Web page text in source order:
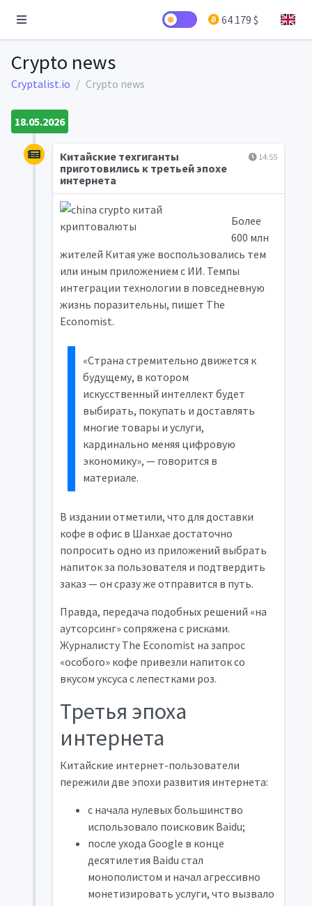
64 179 $
Crypto news
Cryptalist.io Crypto news
18.05.2026
14:55
Китайские техгиганты
приготовились к третьей эпохе
интернета
Более
600 млн
жителей Китая уже воспользовались тем
или иным приложением с ИИ. Темпы
интеграции технологии в повседневную
жизнь поразительны, пишет The
Economist.
«Страна стремительно движется к
будущему, в котором
искусственный интеллект будет
выбирать, покупать и доставлять
многие товары и услуги,
кардинально меняя цифровую
экономику», — говорится в
материале.
В издании отметили, что для доставки
кофе в офис в Шанхае достаточно
попросить одно из приложений выбрать
напиток за пользователя и подтвердить
заказ — он сразу же отправится в путь.
Правда, передача подобных решений «на
аутсорсинг» сопряжена с рисками.
Журналисту The Economist на запрос
«особого» кофе привезли напиток со
вкусом уксуса с лепестками роз.
Третья эпоха
интернета
Китайские интернет-пользователи
пережили две эпохи развития интернета:
с начала нулевых большинство
использовало поисковик Baidu;
после ухода Google в конце
десятилетия Baidu стал
монополистом и начал агрессивно
монетизировать услуги, что вызвало